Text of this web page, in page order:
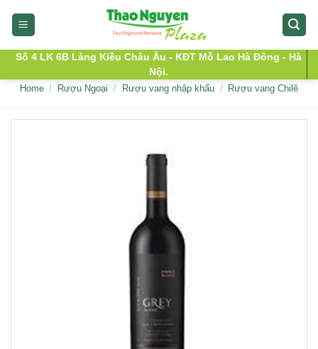
Số 4 LK 6B Làng Kiều Châu Âu - KĐT Mỗ Lao Hà Đông - Hà
Nội.
Home / Rượu Ngoại / Rượu vang nhập khẩu / Rượu vang Chilê